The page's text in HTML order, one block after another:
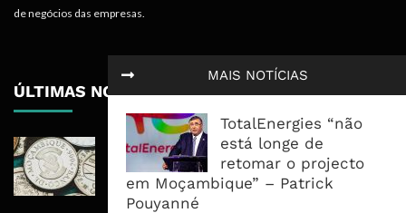
MAIS NOTÍCIAS
TotalEnergies “não
está longe de
retomar o projecto
em Moçambique” – Patrick
Pouyanné
de negócios das empresas.
ÚLTIMAS NOTÍCIAS
Economia Moçambicana Procura
Recuperar em 2026, Mas Crédito,
Dívida e Divisas Limitam Aceleração